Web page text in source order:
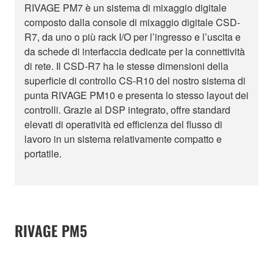
RIVAGE PM7 è un sistema di mixaggio digitale
composto dalla console di mixaggio digitale CSD-
R7, da uno o più rack I/O per l’ingresso e l’uscita e
da schede di interfaccia dedicate per la connettività
di rete. Il CSD-R7 ha le stesse dimensioni della
superficie di controllo CS-R10 del nostro sistema di
punta RIVAGE PM10 e presenta lo stesso layout dei
controlli. Grazie al DSP integrato, offre standard
elevati di operatività ed efficienza del flusso di
lavoro in un sistema relativamente compatto e
portatile.
RIVAGE PM5